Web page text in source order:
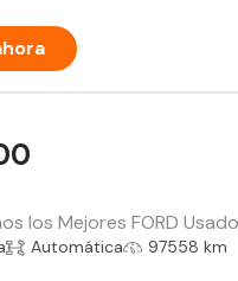
los Mejores FORD
Automática 97558 km